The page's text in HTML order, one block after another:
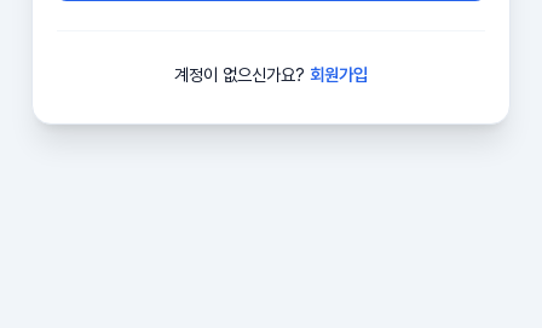
계정이 없으신가요? 회원가입